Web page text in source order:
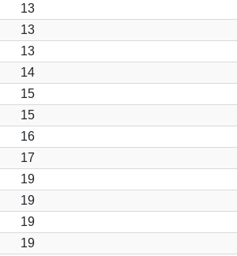
13
13
13
14
15
15
16
17
19
19
19
19